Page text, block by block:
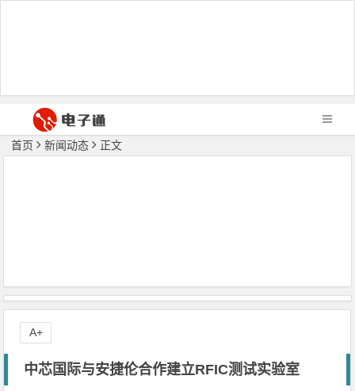
首页 新闻动态 正文
中芯国际与安捷伦合作建立RFIC测试实验室
A+